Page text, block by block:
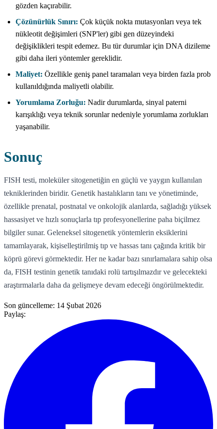
gözden kaçırabilir.
Çözünürlük Sınırı: Çok küçük nokta mutasyonları veya tek
nükleotit değişimleri (SNP'ler) gibi gen düzeyindeki
değişiklikleri tespit edemez. Bu tür durumlar için DNA dizileme
gibi daha ileri yöntemler gereklidir.
Maliyet: Özellikle geniş panel taramaları veya birden fazla prob
kullanıldığında maliyetli olabilir.
Yorumlama Zorluğu: Nadir durumlarda, sinyal paterni
karışıklığı veya teknik sorunlar nedeniyle yorumlama zorlukları
yaşanabilir.
Sonuç
FISH testi, moleküler sitogenetiğin en güçlü ve yaygın kullanılan
tekniklerinden biridir. Genetik hastalıkların tanı ve yönetiminde,
özellikle prenatal, postnatal ve onkolojik alanlarda, sağladığı yüksek
hassasiyet ve hızlı sonuçlarla tıp profesyonellerine paha biçilmez
bilgiler sunar. Geleneksel sitogenetik yöntemlerin eksiklerini
tamamlayarak, kişiselleştirilmiş tıp ve hassas tanı çağında kritik bir
köprü görevi görmektedir. Her ne kadar bazı sınırlamalara sahip olsa
da, FISH testinin genetik tanıdaki rolü tartışılmazdır ve gelecekteki
araştırmalarla daha da gelişmeye devam edeceği öngörülmektedir.
Son güncelleme: 14 Şubat 2026
Paylaş: